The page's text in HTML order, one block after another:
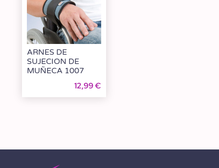
ARNES DE
SUJECION DE
MUÑECA 1007
12,99€